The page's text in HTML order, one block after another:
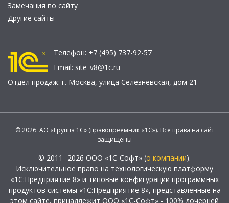
Замечания по сайту
Другие сайты
Телефон: +7 (495) 737-92-57
Email: site_v8@1c.ru
Отдел продаж: г. Москва, улица Селезнёвская, дом 21
© 2026 АО «Группа 1С» (правопреемник «1С»). Все права на сайт
защищены
© 2011- 2026 ООО «1С-Софт» (о компании).
Исключительное право на технологическую платформу
«1С:Предприятие 8» и типовые конфигурации программных
продуктов системы «1С:Предприятие 8», представленные на
этом сайте, принадлежит ООО «1С-Софт» - 100% дочерней